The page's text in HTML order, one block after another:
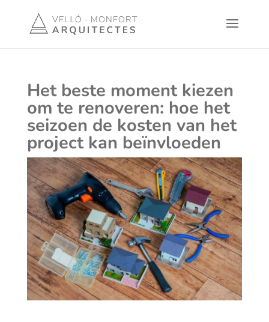
Het beste moment kiezen
om te renoveren: hoe het
seizoen de kosten van het
project kan beïnvloeden